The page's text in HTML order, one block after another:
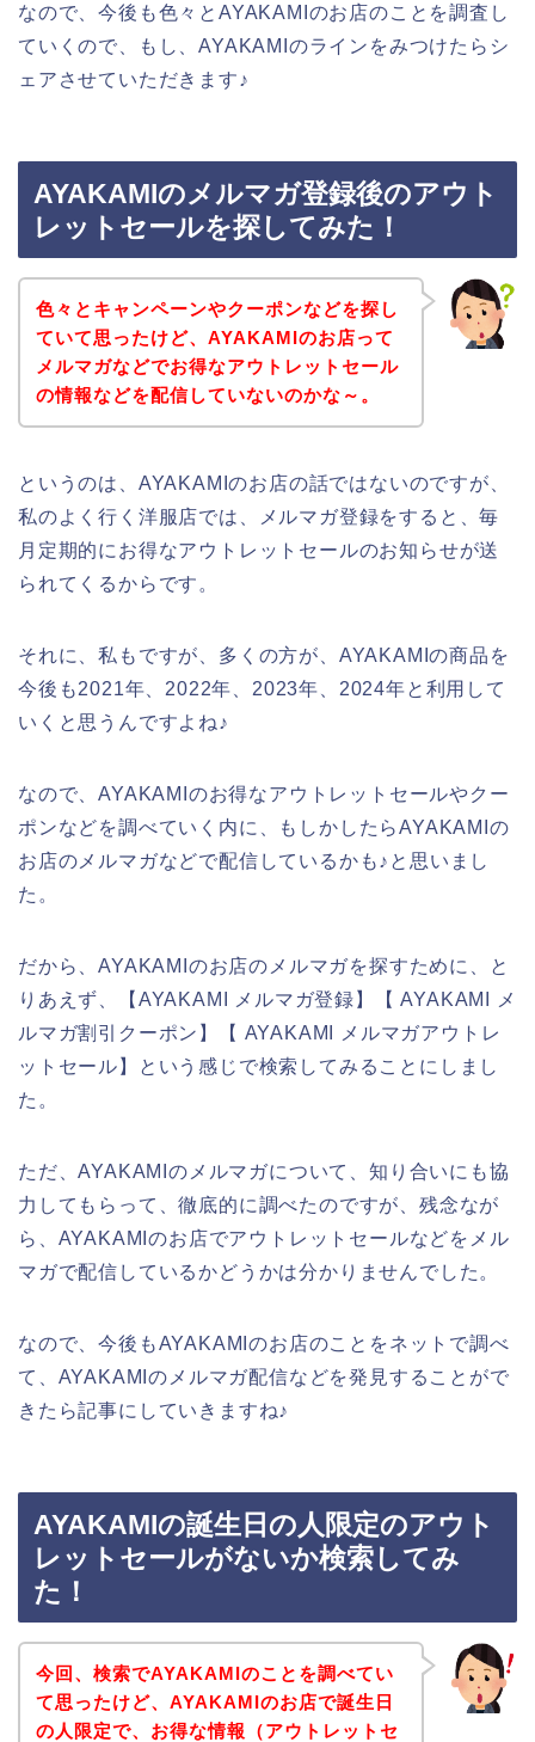
なので、今後も色々とAYAKAMIのお店のことを調査し
ていくので、もし、AYAKAMIのラインをみつけたらシ
ェアさせていただきます♪
AYAKAMIのメルマガ登録後のアウト
レットセールを探してみた！
色々とキャンペーンやクーポンなどを探し
ていて思ったけど、AYAKAMIのお店って
メルマガなどでお得なアウトレットセール
の情報などを配信していないのかな～。
というのは、AYAKAMIのお店の話ではないのですが、
私のよく行く洋服店では、メルマガ登録をすると、毎
月定期的にお得なアウトレットセールのお知らせが送
られてくるからです。
それに、私もですが、多くの方が、AYAKAMIの商品を
今後も2021年、2022年、2023年、2024年と利用して
いくと思うんですよね♪
なので、AYAKAMIのお得なアウトレットセールやクー
ポンなどを調べていく内に、もしかしたらAYAKAMIの
お店のメルマガなどで配信しているかも♪と思いまし
た。
だから、AYAKAMIのお店のメルマガを探すために、と
りあえず、【AYAKAMI メルマガ登録】【 AYAKAMI メ
ルマガ割引クーポン】【 AYAKAMI メルマガアウトレ
ットセール】という感じで検索してみることにしまし
た。
ただ、AYAKAMIのメルマガについて、知り合いにも協
力してもらって、徹底的に調べたのですが、残念なが
ら、AYAKAMIのお店でアウトレットセールなどをメル
マガで配信しているかどうかは分かりませんでした。
なので、今後もAYAKAMIのお店のことをネットで調べ
て、AYAKAMIのメルマガ配信などを発見することがで
きたら記事にしていきますね♪
AYAKAMIの誕生日の人限定のアウト
レットセールがないか検索してみ
た！
今回、検索でAYAKAMIのことを調べてい
て思ったけど、AYAKAMIのお店で誕生日
の人限定で、お得な情報（アウトレットセ